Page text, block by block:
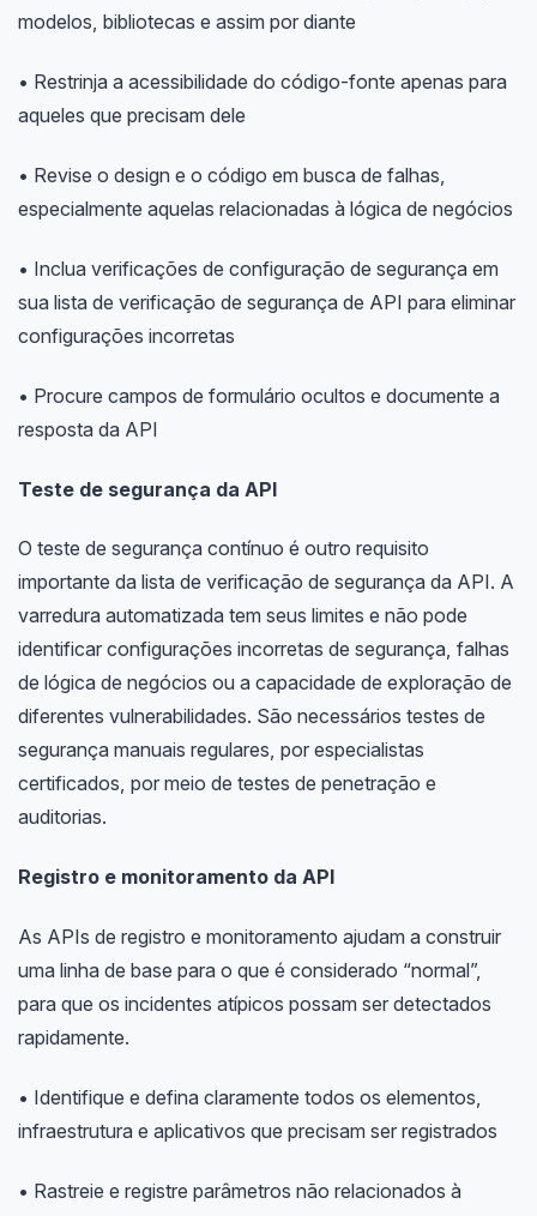
modelos, bibliotecas e assim por diante
• Restrinja a acessibilidade do código-fonte apenas para
aqueles que precisam dele
• Revise o design e o código em busca de falhas,
especialmente aquelas relacionadas à lógica de negócios
• Inclua verificações de configuração de segurança em
sua lista de verificação de segurança de API para eliminar
configurações incorretas
• Procure campos de formulário ocultos e documente a
resposta da API
Teste de segurança da API
O teste de segurança contínuo é outro requisito
importante da lista de verificação de segurança da API. A
varredura automatizada tem seus limites e não pode
identificar configurações incorretas de segurança, falhas
de lógica de negócios ou a capacidade de exploração de
diferentes vulnerabilidades. São necessários testes de
segurança manuais regulares, por especialistas
certificados, por meio de testes de penetração e
auditorias.
Registro e monitoramento da API
As APIs de registro e monitoramento ajudam a construir
uma linha de base para o que é considerado “normal”,
para que os incidentes atípicos possam ser detectados
rapidamente.
• Identifique e defina claramente todos os elementos,
infraestrutura e aplicativos que precisam ser registrados
• Rastreie e registre parâmetros não relacionados à